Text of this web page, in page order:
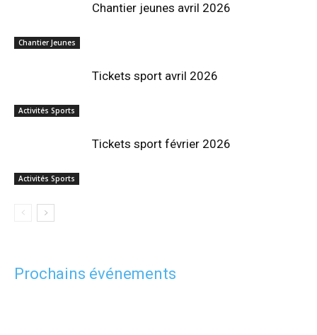
Chantier Jeunes
Chantier jeunes avril 2026
Activités Sports
Tickets sport avril 2026
Activités Sports
Tickets sport février 2026
Prochains événements